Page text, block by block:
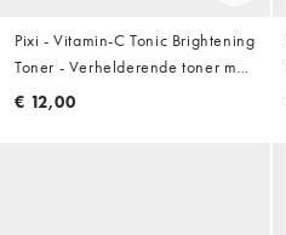
Pixi - Vitamin-C Tonic Brightening
Toner - Verhelderende toner met
vitamine C 100ml
€ 12,00